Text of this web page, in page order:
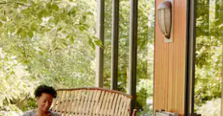
khám phá bằng các thao tác chạm